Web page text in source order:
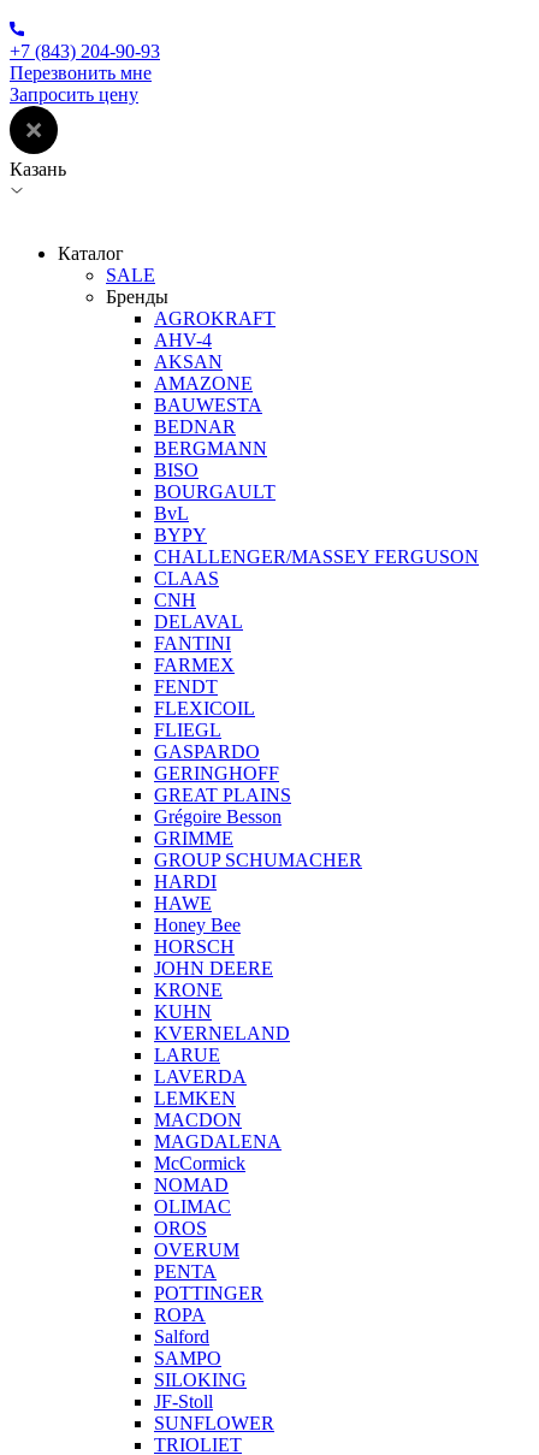
+7 (843) 204-90-93
Перезвонить мне
Запросить цену
Казань
Каталог
SALE
Бренды
AGROKRAFT
AHV-4
AKSAN
AMAZONE
BAUWESTA
BEDNAR
BERGMANN
BISO
BOURGAULT
BvL
BYPY
CHALLENGER/MASSEY FERGUSON
CLAAS
CNH
DELAVAL
FANTINI
FARMEX
FENDT
FLEXICOIL
FLIEGL
GASPARDO
GERINGHOFF
GREAT PLAINS
Grégoire Besson
GRIMME
GROUP SCHUMACHER
HARDI
HAWE
Honey Bee
HORSCH
JOHN DEERE
KRONE
KUHN
KVERNELAND
LARUE
LAVERDA
LEMKEN
MACDON
MAGDALENA
McCormick
NOMAD
OLIMAC
OROS
OVERUM
PENTA
POTTINGER
ROPA
Salford
SAMPO
SILOKING
JF-Stoll
SUNFLOWER
TRIOLIET